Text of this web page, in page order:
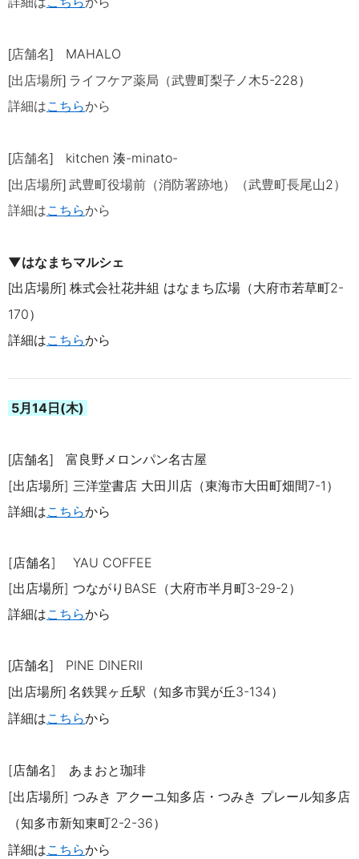
[店舗名] MAHALO
[出店場所] ライフケア薬局（武豊町梨子ノ木5-228）
詳細はこちらから
[店舗名] kitchen 湊-minato-
[出店場所] 武豊町役場前（消防署跡地）（武豊町長尾山2）
詳細はこちらから
▼はなまちマルシェ
[出店場所] 株式会社花井組 はなまち広場（大府市若草町2-
170）
詳細はこちらから
5月14日(木)
[店舗名]
富良野メロンパン名古屋
[出店場所] 三洋堂書店 大田川店（東海市大田町畑間7-1）
詳細はこちらから
[店舗名] YAU COFFEE
[出店場所] つながり BASE （大府市半月町3-29-2）
詳細はこちらから
[店舗名] PINE DINERⅡ
[出店場所] 名鉄巽ヶ丘駅（知多市巽が丘3-134）
詳細はこちらから
[店舗名] あまおと珈琲
[出店場所] つみき アクーユ知多店・つみき プレール知多店
（知多市新知東町2-2-36）
詳細はこちらから